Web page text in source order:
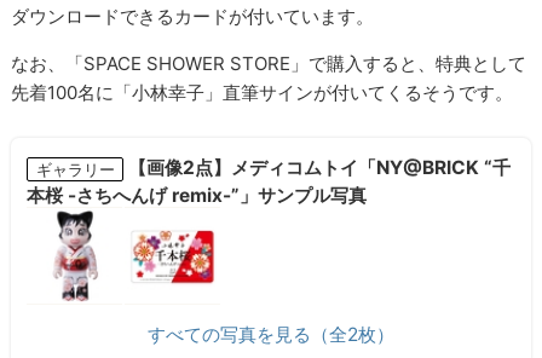
ダウンロードできるカードが付いています。
なお、「SPACE SHOWER STORE」で購入すると、特典として
先着100名に「小林幸子」直筆サインが付いてくるそうです。
ギャラリー
【画像2点】メディコムトイ「NY@BRICK “千
本桜 -さちへんげ remix-”」サンプル写真
すべての写真を見る（全2枚）